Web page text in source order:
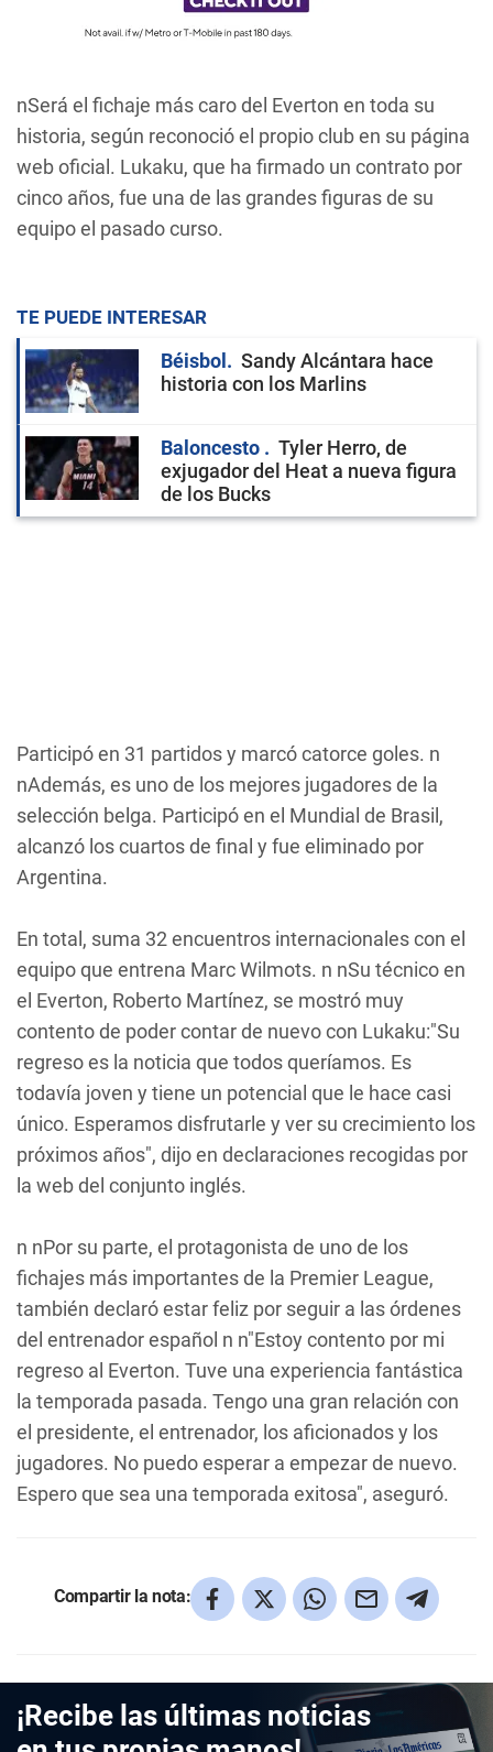
nSerá el fichaje más caro del Everton en toda su
historia, según reconoció el propio club en su página
web oficial. Lukaku, que ha firmado un contrato por
cinco años, fue una de las grandes figuras de su
equipo el pasado curso.
TE PUEDE INTERESAR
Béisbol
Sandy Alcántara hace
historia con los Marlins
Baloncesto
Tyler Herro, de
exjugador del Heat a nueva figura
de los Bucks
Participó en 31 partidos y marcó catorce goles. n
nAdemás, es uno de los mejores jugadores de la
selección belga. Participó en el Mundial de Brasil,
alcanzó los cuartos de final y fue eliminado por
Argentina.
En total, suma 32 encuentros internacionales con el
equipo que entrena Marc Wilmots. n nSu técnico en
el Everton, Roberto Martínez, se mostró muy
contento de poder contar de nuevo con Lukaku:"Su
regreso es la noticia que todos queríamos. Es
todavía joven y tiene un potencial que le hace casi
único. Esperamos disfrutarle y ver su crecimiento los
próximos años", dijo en declaraciones recogidas por
la web del conjunto inglés.
n nPor su parte, el protagonista de uno de los
fichajes más importantes de la Premier League,
también declaró estar feliz por seguir a las órdenes
del entrenador español n n"Estoy contento por mi
regreso al Everton. Tuve una experiencia fantástica
la temporada pasada. Tengo una gran relación con
el presidente, el entrenador, los aficionados y los
jugadores. No puedo esperar a empezar de nuevo.
Espero que sea una temporada exitosa", aseguró.
Compartir la nota:
¡Recibe las últimas noticias